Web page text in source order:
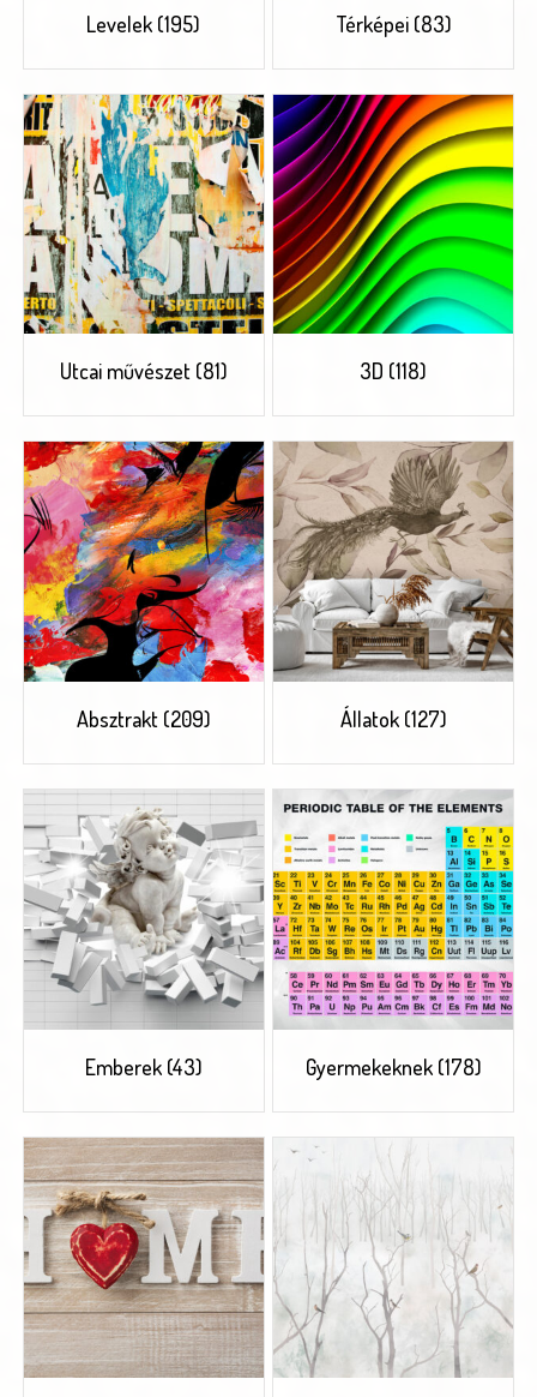
Levelek (195) Térképei (83)
Utcai művészet (81) 3D (118)
Absztrakt (209) Állatok (127)
Emberek (43) Gyermekeknek (178)